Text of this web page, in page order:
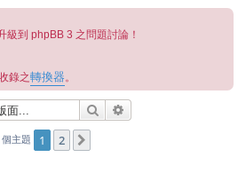
到 phpBB 3 之問題討論！
錄之轉換器。
搜尋
個主題 1 2